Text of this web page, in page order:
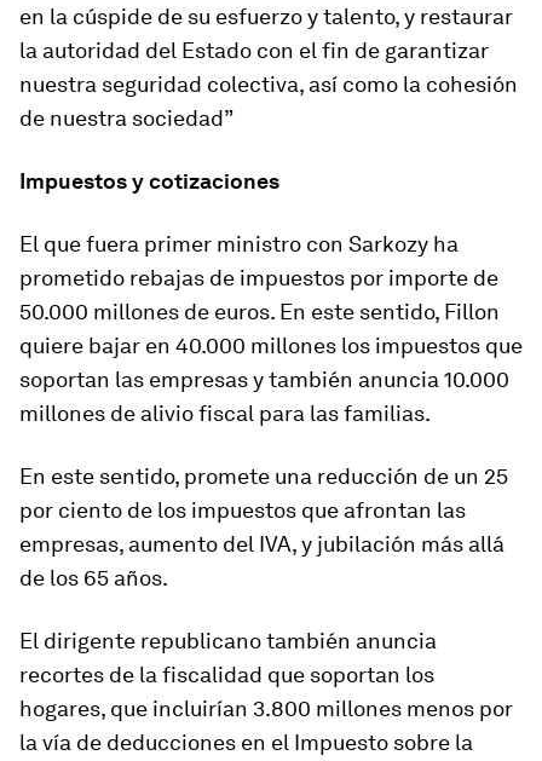
en la cúspide de su esfuerzo y talento, y restaurar
la autoridad del Estado con el fin de garantizar
nuestra seguridad colectiva, así como la cohesión
de nuestra sociedad”
Impuestos y cotizaciones
El que fuera primer ministro con Sarkozy ha
prometido rebajas de impuestos por importe de
50.000 millones de euros. En este sentido, Fillon
quiere bajar en 40.000 millones los impuestos que
soportan las empresas y también anuncia 10.000
millones de alivio fiscal para las familias.
En este sentido, promete una reducción de un 25
por ciento de los impuestos que afrontan las
empresas, aumento del IVA, y jubilación más allá
de los 65 años.
El dirigente republicano también anuncia
recortes de la fiscalidad que soportan los
hogares, que incluirían 3.800 millones menos por
la vía de deducciones en el Impuesto sobre la